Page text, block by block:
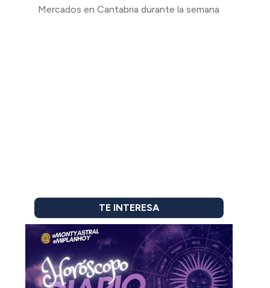
Mercados en Cantabria durante la semana
TE INTERESA